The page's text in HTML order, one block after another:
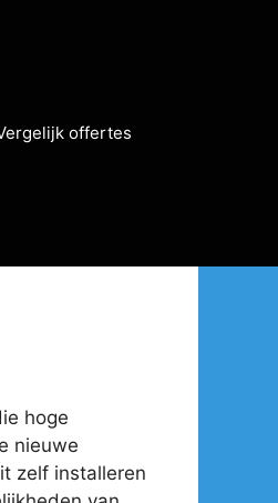
offertes
hoge
nieuwe
zelf installeren